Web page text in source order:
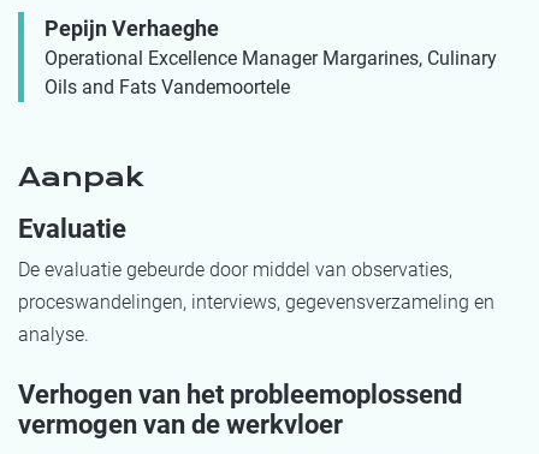
Pepijn Verhaeghe
Operational Excellence Manager Margarines, Culinary
Oils and Fats Vandemoortele
Aanpak
Evaluatie
De evaluatie gebeurde door middel van observaties,
proceswandelingen, interviews, gegevensverzameling en
analyse.
Verhogen van het probleemoplossend
vermogen van de werkvloer